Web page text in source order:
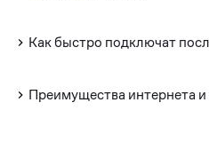
Как быстро подключат
Преимущества интернета